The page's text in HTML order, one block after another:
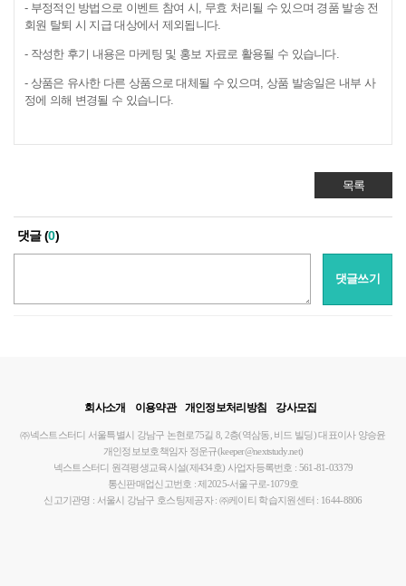
- 부정적인 방법으로 이벤트 참여 시, 무효 처리될 수 있으며 경품 발송 전
회원 탈퇴 시 지급 대상에서 제외됩니다.
- 작성한 후기 내용은 마케팅 및 홍보 자료로 활용될 수 있습니다.
- 상품은 유사한 다른 상품으로 대체될 수 있으며, 상품 발송일은 내부 사
정에 의해 변경될 수 있습니다.
목록
댓글 (0)
댓글쓰기
회사소개 이용약관 개인정보처리방침 강사모집
㈜넥스트스터디 서울특별시 강남구 논현로75길 8, 2층(역삼동, 비드 빌딩)대표이사 양승윤
개인정보보호책임자 정운규(keeper@nextstudy.net)
넥스트스터디 원격평생교육시설(제434호) 사업자등록번호 : 561-81-03379
통신판매업신고번호 : 제2025-서울구로-1079호
신고기관명 : 서울시 강남구 호스팅제공자 : ㈜케이티 학습지원센터 : 1644-8806